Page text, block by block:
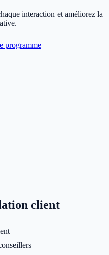
interaction et améliorez la
programme
client